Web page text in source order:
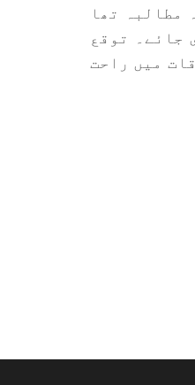
مطالبہ تھا
جائے۔ توقع
میں راحت